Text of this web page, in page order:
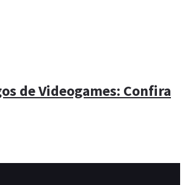
de Videogames: Confira